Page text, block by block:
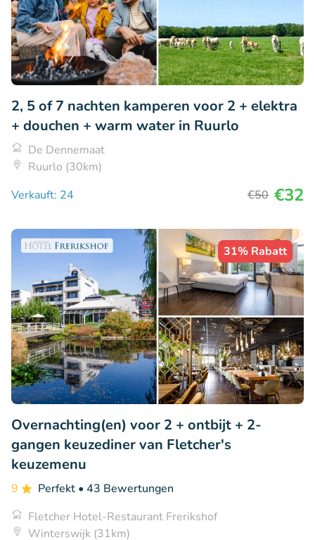
2, 5 of 7 nachten kamperen voor 2 + elektra
+ douchen + warm water in Ruurlo
De Dennemaat
Ruurlo (30km)
Verkauft: 24
€50 €32
31% Rabatt
Overnachting(en) voor 2 + ontbijt + 2-
gangen keuzediner van Fletcher's
keuzemenu
9 Perfekt • 43 Bewertungen
Fletcher Hotel-Restaurant Frerikshof
Winterswijk (31km)